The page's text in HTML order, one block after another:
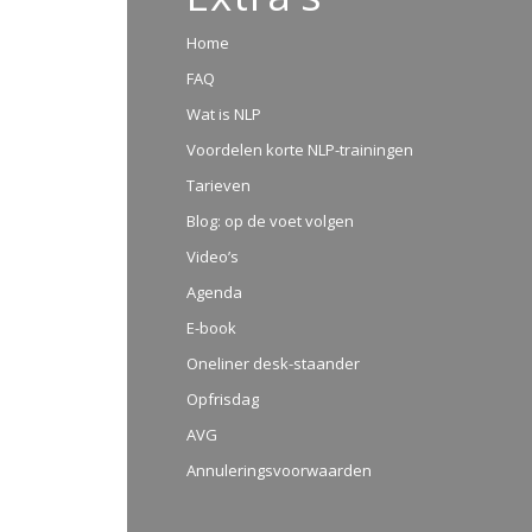
Home
FAQ
Wat is NLP
Voordelen korte NLP-trainingen
Tarieven
Blog: op de voet volgen
Video’s
Agenda
E-book
Oneliner desk-staander
Opfrisdag
AVG
Annuleringsvoorwaarden